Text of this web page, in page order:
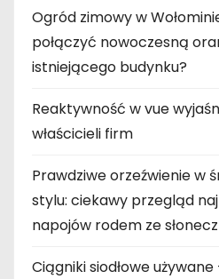
Ogród zimowy w
połączyć nowoczesną
istniejącego budynku?
Reaktywność w vue
właścicieli firm
Prawdziwe orzeźwienie w
stylu: ciekawy przegląd
napojów rodem ze
Ciągniki siodłowe